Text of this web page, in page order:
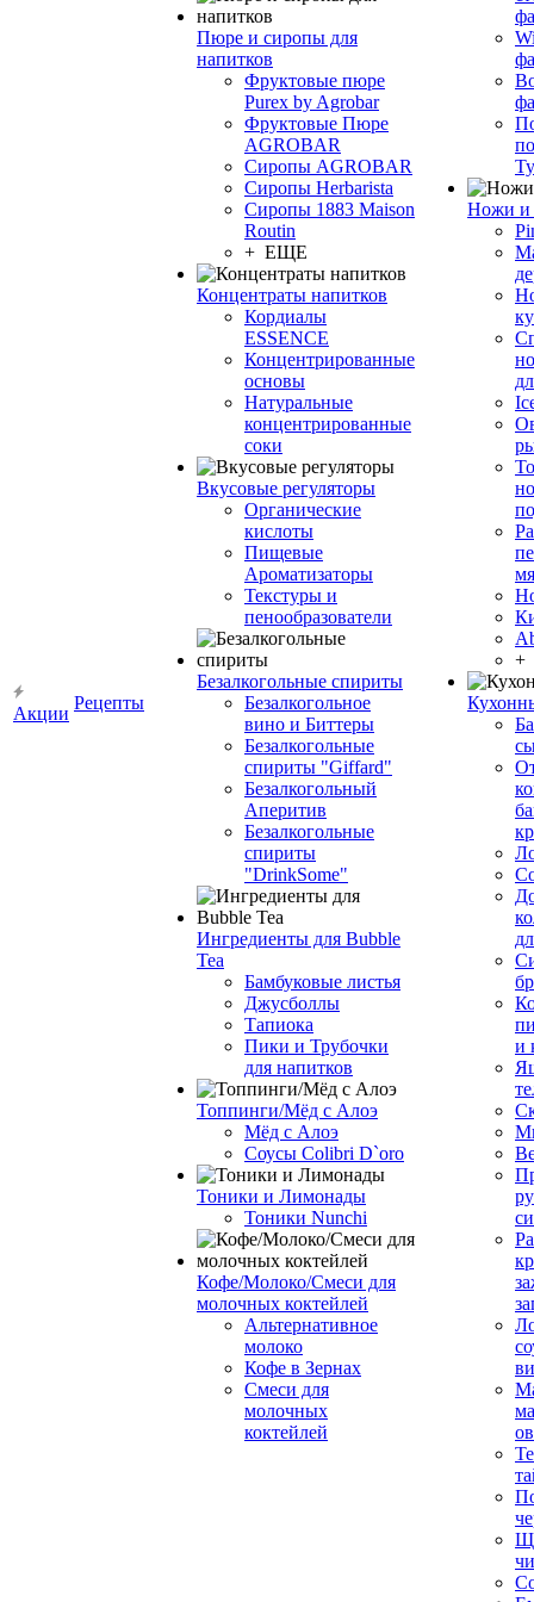
Акции
Рецепты
Пюре и сиропы для
напитков
Фруктовые пюре
Purex by Agrobar
Фруктовые Пюре
AGROBAR
Сиропы AGROBAR
Сиропы Herbarista
Сиропы 1883 Maison
Routin
+ ЕЩЕ
Концентраты напитков
Кордиалы
ESSENCE
Концентрированные
основы
Натуральные
концентрированные
соки
Вкусовые регуляторы
Органические
кислоты
Пищевые
Ароматизаторы
Текстуры и
пенообразователи
Безалкогольные спириты
Безалкогольное
вино и Биттеры
Безалкогольные
спириты "Giffard"
Безалкогольный
Аперитив
Безалкогольные
спириты
"DrinkSome"
Ингредиенты для Bubble
Tea
Бамбуковые листья
Джусболлы
Тапиока
Пики и Трубочки
для напитков
Топпинги/Мёд с Алоэ
Мёд с Алоэ
Соусы Colibri D`oro
Тоники и Лимонады
Тоники Nunchi
Кофе/Молоко/Смеси для
молочных коктейлей
Альтернативное
молоко
Кофе в Зернах
Смеси для
молочных
коктейлей
Ножи и
+
и